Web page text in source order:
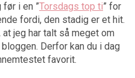
i en ”Torsdags top ti” for
fordi, den stadig er et hit.
jeg har talt så meget om
Derfor kan du i dag
favorit.